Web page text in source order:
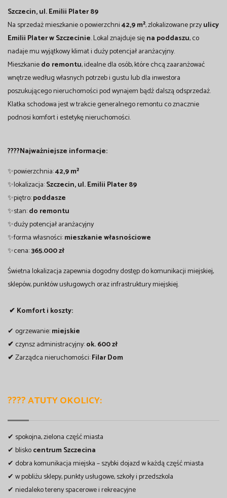
Szczecin, ul. Emilii Plater 89
Na sprzedaż mieszkanie o powierzchni42,9 m², zlokalizowane przyulicy
Emilii Plater w Szczecinie. Lokal znajduje sięna poddaszu, co
nadaje mu wyjątkowy klimat i duży potencjał aranżacyjny.
Mieszkaniedo remontu, idealne dla osób, które chcą zaaranżować
wnętrze według własnych potrzeb i gustu lub dla inwestora
poszukującego nieruchomości pod wynajem bądź dalszą odsprzedaż.
Klatka schodowa jest w trakcie generalnego remontu co znacznie
podnosi komfort i estetykę nieruchomości.
????Najważniejsze informacje:
✨powierzchnia:42,9 m²
✨lokalizacja:Szczecin, ul. Emilii Plater 89
✨piętro:poddasze
✨stan:do remontu
✨duży potencjał aranżacyjny
✨forma własności:mieszkanie własnościowe
✨cena:365.000 zł
Świetna lokalizacja zapewnia dogodny dostęp do komunikacji miejskiej,
sklepów, punktów usługowych oraz infrastruktury miejskiej.
✔ Komfort i koszty:
✔ ogrzewanie:miejskie
✔czynsz administracyjny:ok. 600 zł
✔Zarządca nieruchomości:Filar Dom
????ATUTY OKOLICY:
✔ spokojna, zielona część miasta
✔ bliskocentrum Szczecina
✔ dobra komunikacja miejska – szybki dojazd w każdą część miasta
✔ w pobliżu sklepy, punkty usługowe, szkoły i przedszkola
✔ niedaleko tereny spacerowe i rekreacyjne